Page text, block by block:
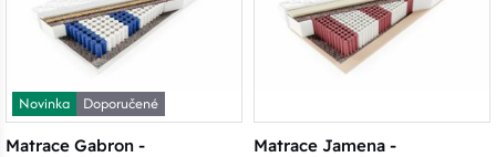
Novinka
Doporučené
Matrace Gabron -
Matrace Jamena -